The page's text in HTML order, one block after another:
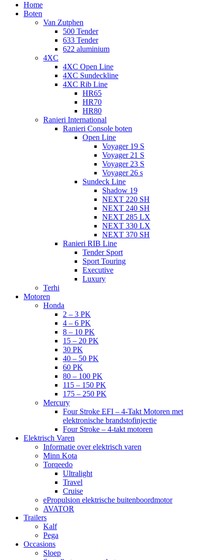
Home
Boten
Van Zutphen
500 Tender
633 Tender
622 aluminium
4XC
4XC Open Line
4XC Sundeckline
4XC Rib Line
HR65
HR70
HR80
Ranieri International
Ranieri Console boten
Open Line
Voyager 19 S
Voyager 21 S
Voyager 23 S
Voyager 26 s
Sundeck Line
Shadow 19
NEXT 220 SH
NEXT 240 SH
NEXT 285 LX
NEXT 330 LX
NEXT 370 SH
Ranieri RIB Line
Tender Sport
Sport Touring
Executive
Luxury
Terhi
Motoren
Honda
2 – 3 PK
4 – 6 PK
8 – 10 PK
15 – 20 PK
30 PK
40 – 50 PK
60 PK
80 – 100 PK
115 – 150 PK
175 – 250 PK
Mercury
Four Stroke EFI – 4-Takt Motoren met
elektronische brandstofinjectie
Four Stroke – 4-takt motoren
Elektrisch Varen
Informatie over elektrisch varen
Minn Kota
Torqeedo
Ultralight
Travel
Cruise
ePropulsion elektrische buitenboordmotor
AVATOR
Trailers
Kalf
Pega
Occasions
Sloep